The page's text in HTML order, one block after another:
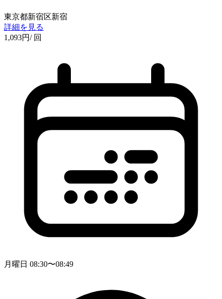
東京都新宿区新宿
詳細を見る
1,093円/ 回
月曜日 08:30〜08:49